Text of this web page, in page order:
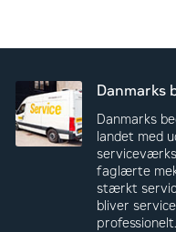
Danmarks
Danmarks
landet med
faglærte
stærkt
bliver
professionelt.